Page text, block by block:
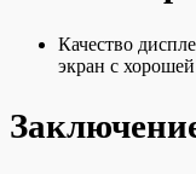
Качество
экран с